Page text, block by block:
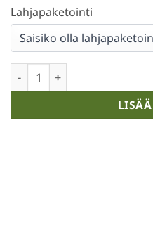
Lahjapaketointi
Hiirimatto / Tähdistä